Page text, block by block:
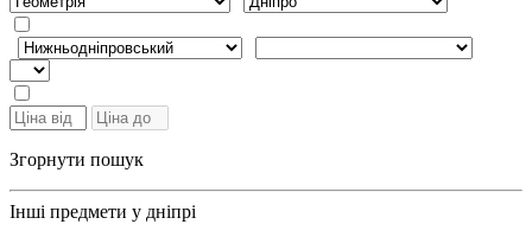
Згорнути пошук
Інші предмети у дніпрі